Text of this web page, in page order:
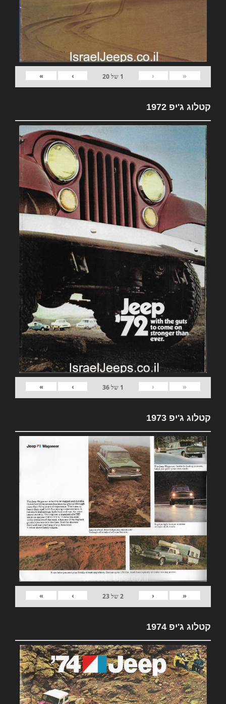
«
‹
1 של20
›
»
קטלוג ג'יפ 1972
«
‹
1 של36
›
»
קטלוג ג'יפ 1973
«
‹
2של23
›
»
קטלוג ג'יפ 1974